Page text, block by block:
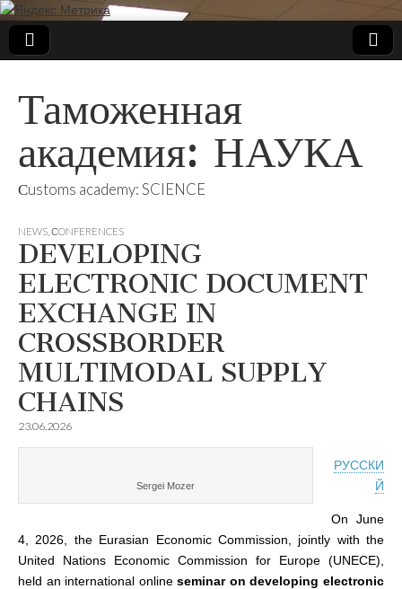
Таможенная
академия: НАУКА
Сustoms academy: SCIENCE
NEWS СONFERENCES
DEVELOPING
ELECTRONIC DOCUMENT
EXCHANGE IN
CROSSBORDER
MULTIMODAL SUPPLY
CHAINS
23.06.2026
Sergei Mozer
РУССКИ
Й
On June
4, 2026, the Eurasian Economic Commission, jointly with the
United Nations Economic Commission for Europe (UNECE),
held an international onlineseminar on developing electronic